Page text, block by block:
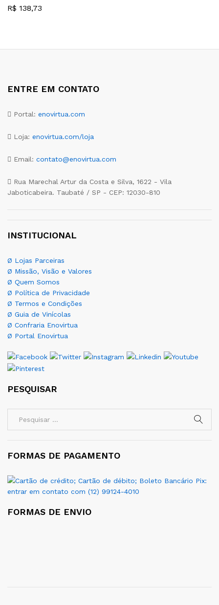
R$ 138,73
ENTRE EM CONTATO
Portal: enovirtua.com
Loja: enovirtua.com/loja
Email: contato@enovirtua.com
Rua Marechal Artur da Costa e Silva, 1622 - Vila
Jaboticabeira. Taubaté / SP - CEP: 12030-810
INSTITUCIONAL
Ø Lojas Parceiras
Ø Missão, Visão e Valores
Ø Quem Somos
Ø Política de Privacidade
Ø Termos e Condições
Ø Guia de Vinícolas
Ø Confraria Enovirtua
Ø Portal Enovirtua
PESQUISAR
FORMAS DE PAGAMENTO
FORMAS DE ENVIO